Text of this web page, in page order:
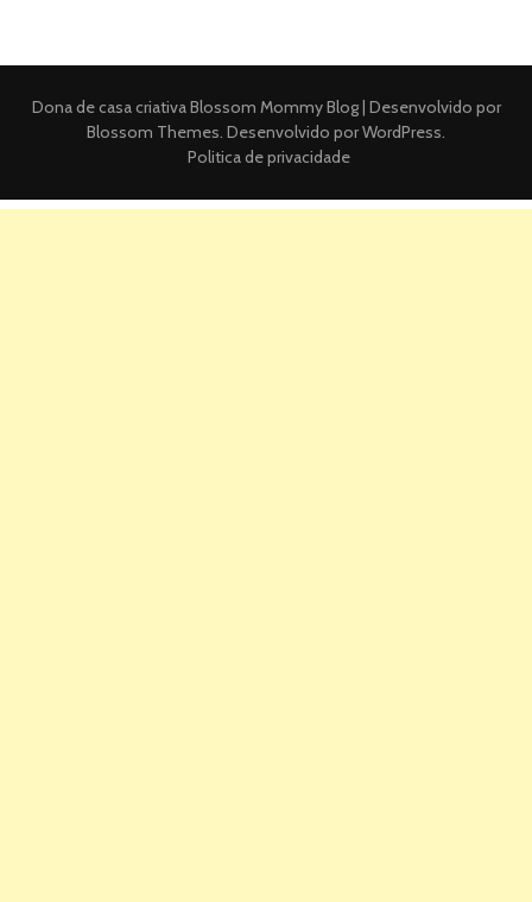
Dona de casa criativaBlossom Mommy Blog | Desenvolvido por
Blossom Themes. Desenvolvido porWordPress.
Politica de privacidade